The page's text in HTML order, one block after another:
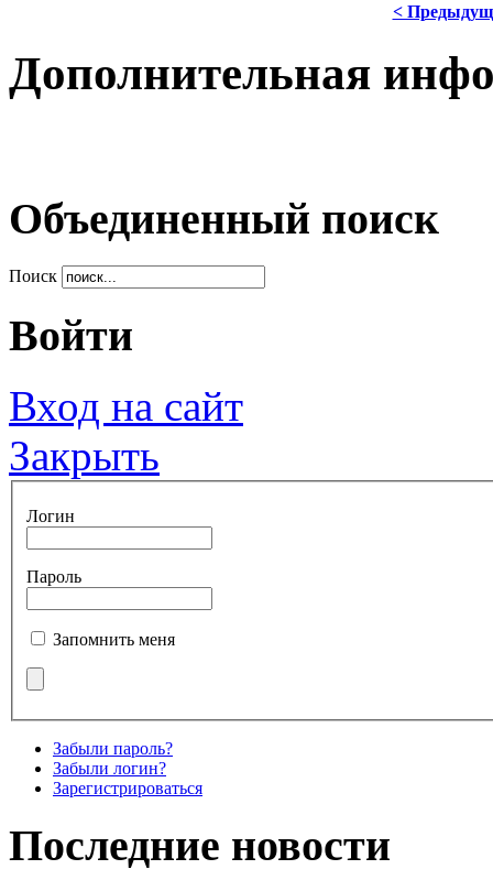
<
Дополнительная
Объединенный поиск
Поиск
Войти
Вход на сайт
Закрыть
Логин
Пароль
Запомнить меня
Забыли пароль?
Забыли логин?
Зарегистрироваться
Последние новости